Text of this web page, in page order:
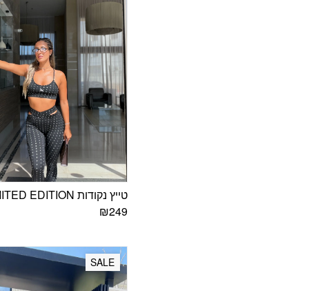
טייץ נקודות LIMITED EDITION
₪249
SALE